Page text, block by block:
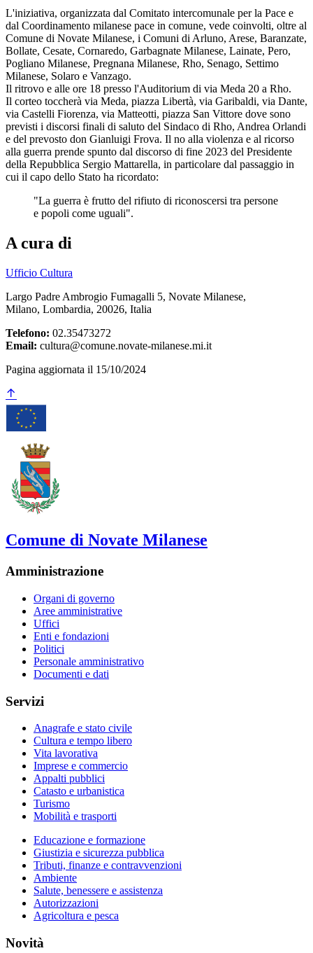
L'iniziativa, organizzata dal Comitato intercomunale per la Pace e
dal Coordinamento milanese pace in comune, vede coinvolti, oltre al
Comune di Novate Milanese, i Comuni di Arluno, Arese, Baranzate,
Bollate, Cesate, Cornaredo, Garbagnate Milanese, Lainate, Pero,
Pogliano Milanese, Pregnana Milanese, Rho, Senago, Settimo
Milanese, Solaro e Vanzago.
Il ritrovo e alle ore 18 presso l'Auditorium di via Meda 20 a Rho.
Il corteo toccherà via Meda, piazza Libertà, via Garibaldi, via Dante,
via Castelli Fiorenza, via Matteotti, piazza San Vittore dove sono
previsti i discorsi finali di saluto del Sindaco di Rho, Andrea Orlandi
e del prevosto don Gianluigi Frova. Il no alla violenza e al ricorso
alla guerra prende spunto dal discorso di fine 2023 del Presidente
della Repubblica Sergio Mattarella, in particolare dal passaggio in
cui il capo dello Stato ha ricordato:
"La guerra è frutto del rifiuto di riconoscersi tra persone
e popoli come uguali".
A cura di
Ufficio Cultura
Largo Padre Ambrogio Fumagalli 5, Novate Milanese,
Milano, Lombardia, 20026, Italia
Telefono: 02.35473272
Email: cultura@comune.novate-milanese.mi.it
Pagina aggiornata il 15/10/2024
Comune di Novate Milanese
Amministrazione
Organi di governo
Aree amministrative
Uffici
Enti e fondazioni
Politici
Personale amministrativo
Documenti e dati
Servizi
Anagrafe e stato civile
Cultura e tempo libero
Vita lavorativa
Imprese e commercio
Appalti pubblici
Catasto e urbanistica
Turismo
Mobilità e trasporti
Educazione e formazione
Giustizia e sicurezza pubblica
Tributi, finanze e contravvenzioni
Ambiente
Salute, benessere e assistenza
Autorizzazioni
Agricoltura e pesca
Novità